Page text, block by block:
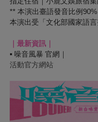
** 本演出臺語發音比例90%
本演出受「文化部國家語
｜最新資訊｜
▪ 噪音風暴 官網｜
活動官方網站